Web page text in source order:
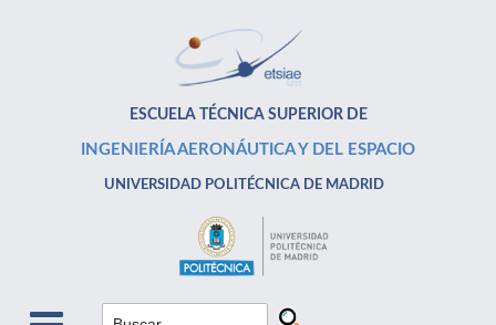
ESCUELA TÉCNICA SUPERIOR DE
INGENIERÍA AERONÁUTICA Y DEL ESPACIO
UNIVERSIDAD POLITÉCNICA DE MADRID